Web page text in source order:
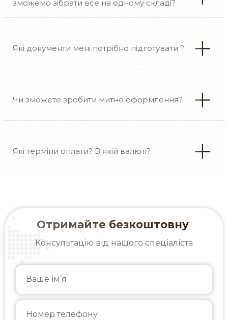
зможемо зібрати все на одному складі?
Які документи мені потрібно підготувати ?
Чи зможете зробити митне оформлення?
Які терміни оплати? В якій валюті?
Отримайте безкоштовну
Консультацію від нашого спеціаліста